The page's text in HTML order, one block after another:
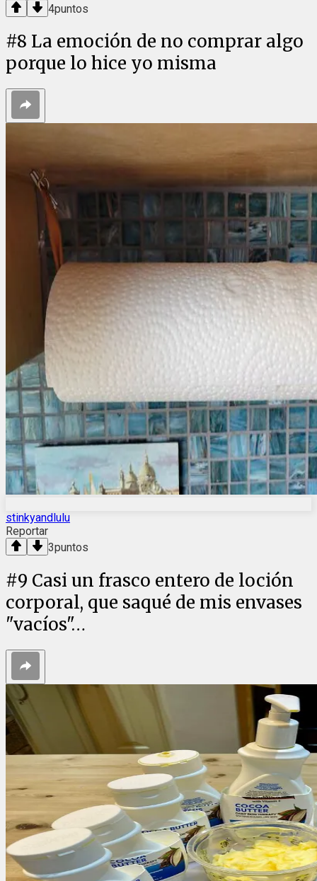
4puntos
#8 La emoción de no comprar algo
porque lo hice yo misma
stinkyandlulu
Reportar
3puntos
#9 Casi un frasco entero de loción
corporal, que saqué de mis envases
"vacíos"…